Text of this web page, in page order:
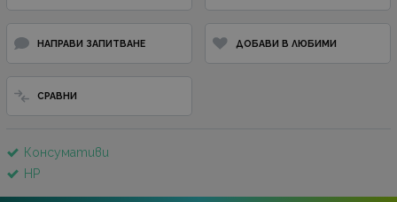
НАПРАВИ ЗАПИТВАНЕ ДОБАВИ В ЛЮБИМИ
СРАВНИ
Консумативи
HP